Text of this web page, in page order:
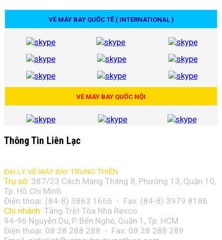
VÉ MÁY BAY QUỐC TẾ ( INTERNATIONAL )
VÉ MÁY BAY QUỐC NỘI
Thông Tin Liên Lạc
ĐẠI LÝ VÉ MÁY BAY TRUNG THIÊN
Trụ sở: 387/23 Cách Mạng Tháng 8, Phường 13, Quận 10,
Tp. Hồ Chí Minh
Điện thoại: (84-8) 3863 1666 - Fax: (84-8) 3979 8186
Chi nhánh: Tầng Trệt Tòa Nhà Resco
94-96 Nguyễn Du, P. Bến Nghé, Quận 1, Tp. HCM
Điện thoại: 08 38 288 288 - Fax: 08 38 288 289